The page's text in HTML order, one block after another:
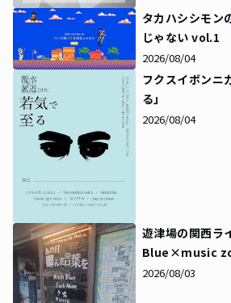
タカハシシモン
じゃない vol.1
2026/08/04
フクスイボンニ
る」
2026/08/04
遊津場の関西
Blue×music
pre「あの日選ん
2026/08/03